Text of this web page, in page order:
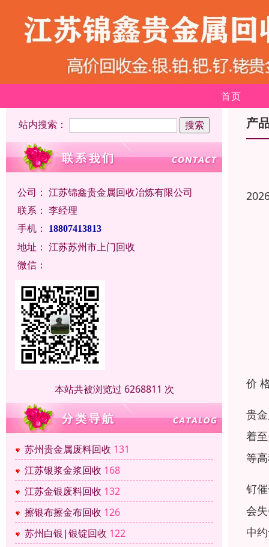
首页
站内搜索：
公司： 江苏锦鑫贵金属回收冶炼有限公司
联系： 李经理
手机：
18807413813
地址： 江苏苏州市上门回收
微信：
本站共被浏览过 6268811 次
苏州贵金属废料回收 131
江苏银浆金浆回收 168
江苏金银废料回收 132
擦银布擦金布回收 126
苏州白银|银锭回收 122
产
价
贵
着
等
钌
会
中